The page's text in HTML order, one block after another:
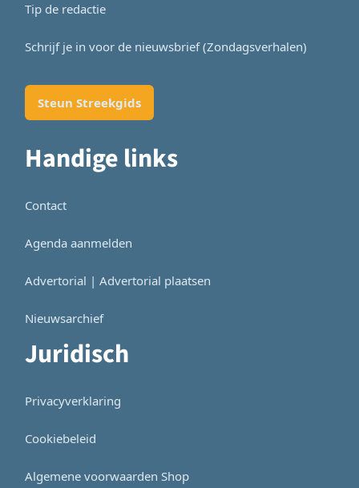
Tip de redactie
Schrijf je in voor de nieuwsbrief (Zondagsverhalen)
Steun Streekgids
Handige links
Contact
Agenda aanmelden
Advertorial | Advertorial plaatsen
Nieuwsarchief
Juridisch
Privacyverklaring
Cookiebeleid
Algemene voorwaarden Shop